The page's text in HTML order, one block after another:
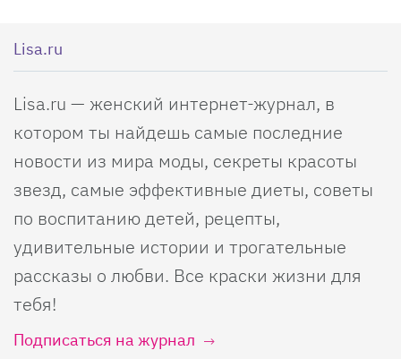
Lisa.ru
Lisa.ru — женский интернет-журнал, в
котором ты найдешь самые последние
новости из мира моды, секреты красоты
звезд, самые эффективные диеты, советы
по воспитанию детей, рецепты,
удивительные истории и трогательные
рассказы о любви. Все краски жизни для
тебя!
Подписаться на журнал